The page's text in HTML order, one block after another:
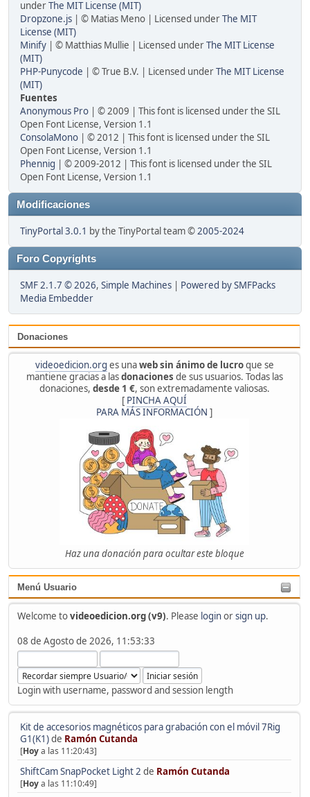
Donaciones
videoedicion.org es unaweb sin ánimo de lucroque se
mantiene gracias a lasdonaciones de sus usuarios. Todas las
donaciones, desde 1 €, son extremadamente valiosas.
[ PINCHA AQUÍ
PARA MÁS INFORMACIÓN ]
Haz una donación para ocultar este bloque
Menú Usuario
Welcome tovideoedicion.org (v9). Please loginorsign up.
08 de Agosto de 2026, 11:53:33
Login with username, password and session length
Kit de accesorios magnéticos para grabación con el móvil 7Rig
G1(K1)de Ramón Cutanda
[Hoya las 11:20:43]
ShiftCam SnapPocket Light 2 de Ramón Cutanda
[Hoya las 11:10:49]
underThe MIT License (MIT)
Dropzone.js | © Matias Meno | Licensed underThe MIT
License (MIT)
Minify | © Matthias Mullie | Licensed underThe MIT License
(MIT)
PHP-Punycode | © True B.V. | Licensed underThe MIT License
(MIT)
Fuentes
Anonymous Pro | © 2009 | This font is licensed under the SIL
Open Font License, Version 1.1
ConsolaMono | © 2012 | This font is licensed under the SIL
Open Font License, Version 1.1
Phennig | © 2009-2012 | This font is licensed under the SIL
Open Font License, Version 1.1
Modificaciones
TinyPortal 3.0.1 by the TinyPortal team ©2005-2024
Foro Copyrights
SMF 2.1.7 © 2026, Simple Machines | Powered by SMFPacks
Media Embedder